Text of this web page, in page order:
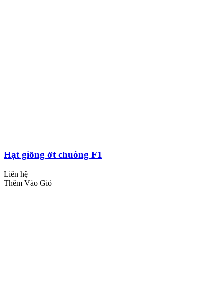
Hạt giống ớt chuông F1
Liên hệ
Thêm Vào Giỏ